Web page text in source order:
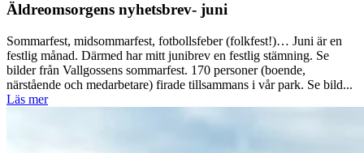
Äldreomsorgens nyhetsbrev- juni
Sommarfest, midsommarfest, fotbollsfeber (folkfest!)… Juni är en
festlig månad. Därmed har mitt junibrev en festlig stämning. Se
bilder från Vallgossens sommarfest. 170 personer (boende,
närstående och medarbetare) firade tillsammans i vår park. Se bild...
Läs mer